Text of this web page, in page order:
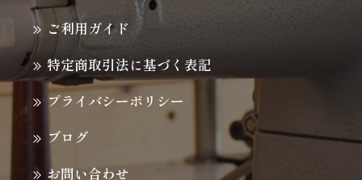
ご利用ガイド
特定商取引法に基づく表記
プライバシーポリシー
ブログ
お問い合わせ